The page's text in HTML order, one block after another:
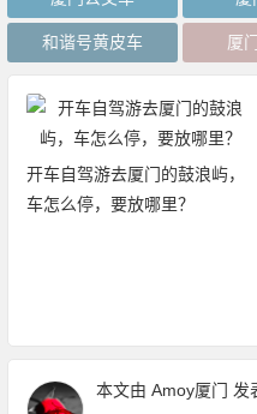
和谐号黄皮车 厦
开车自驾游去厦门的鼓浪屿，
车怎么停，要放哪里？
本文由 Amoy厦门 发